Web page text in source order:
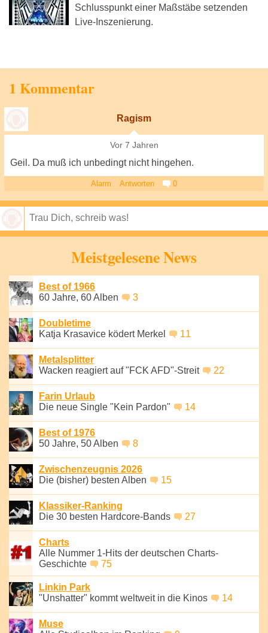
Schlusspunkt einer Maßstäbe setzenden
Live-Inszenierung.
1 Kommentar
Ragism
Vor 7 Jahren
Geil. Da muß ich unbedingt nicht hingehen.
Alarm Antworten 0
Meistgelesene News
Best of 1966
60 Jahre, 60 Alben
3
Doubletime
Katja Krasavice ködert Merkel
11
Metalsplitter
Wacken reagiert auf "FCK AFD"-Streit
22
Farin Urlaub
Die neue Single "Kein Pardon"
14
Best of 1976
50 Jahre, 50 Alben
8
Zwischenzeugnis 2026
Die (bisher) besten Alben
15
Klassiker-Ranking
Die 30 besten Hardcore-Bands
27
Charts
Alle Nummer 1-Hits der deutschen Charts-
Geschichte
75
Linkin Park
"Unshatter" kommt weltweit in die Kinos
14
Muse